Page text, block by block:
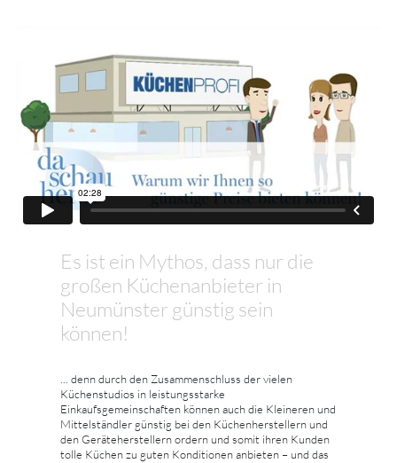
Es ist ein Mythos, dass nur die
großen Küchenanbieter in
Neumünster günstig sein
können!
... denn durch den Zusammenschluss der vielen
Küchenstudios in leistungsstarke
Einkaufsgemeinschaften können auch die Kleineren und
Mittelständler günstig bei den Küchenherstellern und
den Geräteherstellern ordern und somit ihren Kunden
tolle Küchen zu guten Konditionen anbieten – und das